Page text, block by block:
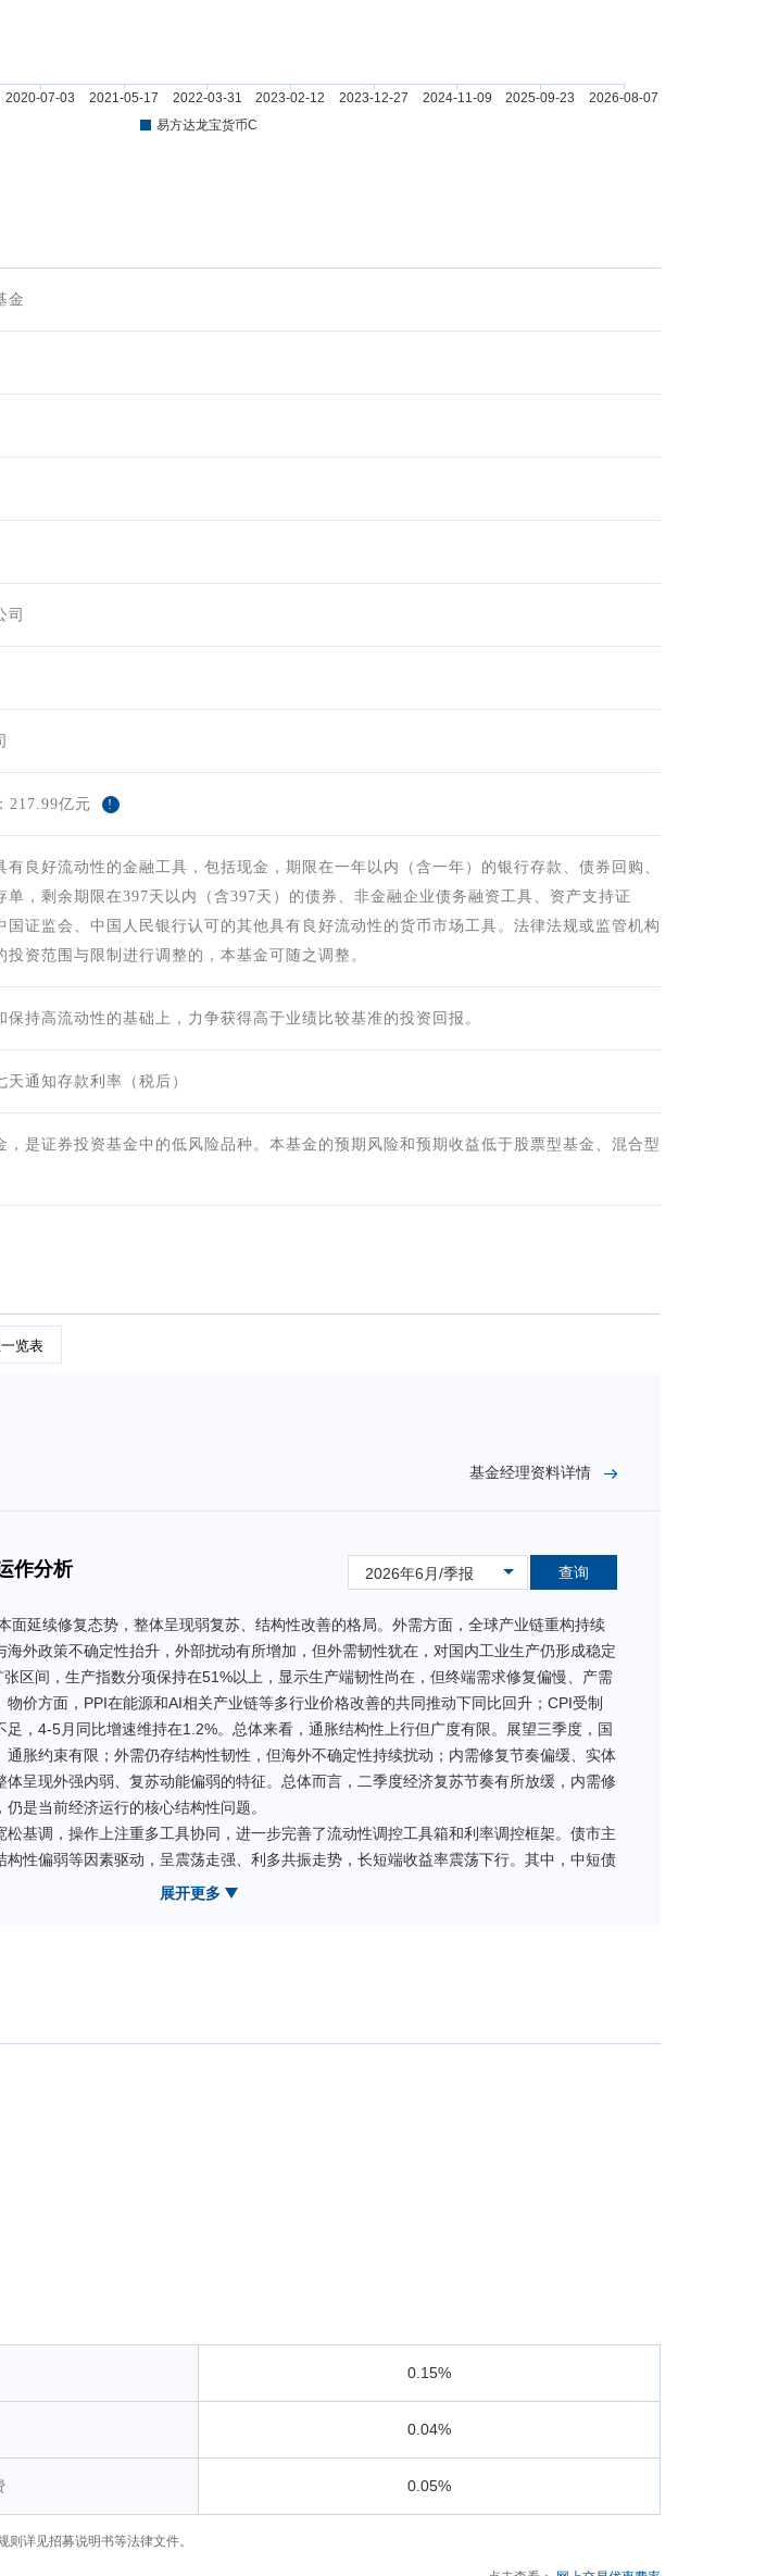
金
司
217.99亿元 !
有良好流动性的金融工具，包括现金，期限在一年以内（含一年）的银行存款、债券回购、
单，剩余期限在397天以内（含397天）的债券、非金融企业债务融资工具、资产支持证
国证监会、中国人民银行认可的其他具有良好流动性的货币市场工具。法律法规或监管机构
投资范围与限制进行调整的，本基金可随之调整。
保持高流动性的基础上，力争获得高于业绩比较基准的投资回报。
通知存款利率（税后）
，是证券投资基金中的低风险品种。本基金的预期风险和预期收益低于股票型基金、混合型
览表
基金经理资料详情
作分析 2026年6月/季报 查询
面延续修复态势，整体呈现弱复苏、结构性改善的格局。外需方面，全球产业链重构持续
外政策不确定性抬升，外部扰动有所增加，但外需韧性犹在，对国内工业生产仍形成稳定
区间，生产指数分项保持在51%以上，显示生产端韧性尚在，但终端需求修复偏慢、产需
价方面，PPI在能源和AI相关产业链等多行业价格改善的共同推动下同比回升；CPI受制
，4-5月同比增速维持在1.2%。总体来看，通胀结构性上行但广度有限。展望三季度，国
通胀约束有限；外需仍存结构性韧性，但海外不确定性持续扰动；内需修复节奏偏缓、实体
呈现外强内弱、复苏动能偏弱的特征。总体而言，二季度经济复苏节奏有所放缓，内需修
是当前经济运行的核心结构性问题。
松基调，操作上注重多工具协同，进一步完善了流动性调控工具箱和利率调控框架。债市主
性偏弱等因素驱动，呈震荡走强、利多共振走势，长短端收益率震荡下行。其中，中短债
震荡下行，1年期AAA评级同业存单收益率最低达1.43%；6月在流动性超预期收敛以及资
资产品种配置、期限布局和杠杆水平。总体来看，组合二季度在保障投资者流动性需求的
。
展开更多
0.15%
0.04%
0.05%
详见招募说明书等法律文件。